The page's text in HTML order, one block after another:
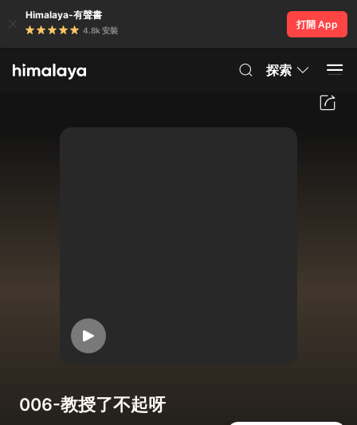
Himalaya-有聲書
4.8k 安裝
打開 App
探索
006-教授了不起呀